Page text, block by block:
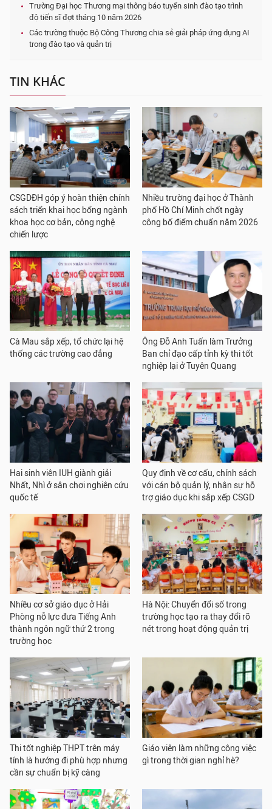
Trường Đại học Thương mại thông báo tuyển sinh đào tạo trình
độ tiến sĩ đợt tháng 10 năm 2026
Các trường thuộc Bộ Công Thương chia sẻ giải pháp ứng dụng AI
trong đào tạo và quản trị
TIN KHÁC
CSGDĐH góp ý hoàn thiện chính
sách triển khai học bổng ngành
khoa học cơ bản, công nghệ
chiến lược
Nhiều trường đại học ở Thành
phố Hồ Chí Minh chốt ngày
công bố điểm chuẩn năm 2026
Cà Mau sắp xếp, tổ chức lại hệ
thống các trường cao đẳng
Ông Đỗ Anh Tuấn làm Trưởng
Ban chỉ đạo cấp tỉnh kỳ thi tốt
nghiệp lại ở Tuyên Quang
Hai sinh viên IUH giành giải
Nhất, Nhì ở sân chơi nghiên cứu
quốc tế
Quy định về cơ cấu, chính sách
với cán bộ quản lý, nhân sự hỗ
trợ giáo dục khi sắp xếp CSGD
Nhiều cơ sở giáo dục ở Hải
Phòng nỗ lực đưa Tiếng Anh
thành ngôn ngữ thứ 2 trong
trường học
Hà Nội: Chuyển đổi số trong
trường học tạo ra thay đổi rõ
nét trong hoạt động quản trị
Thi tốt nghiệp THPT trên máy
tính là hướng đi phù hợp nhưng
cần sự chuẩn bị kỹ càng
Giáo viên làm những công việc
gì trong thời gian nghỉ hè?